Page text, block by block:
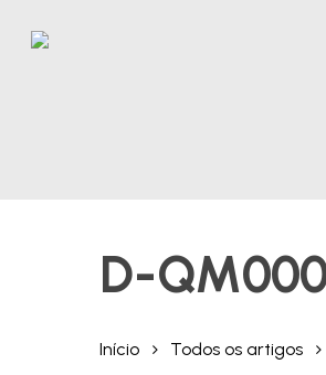
D-
Início Todos os artigos